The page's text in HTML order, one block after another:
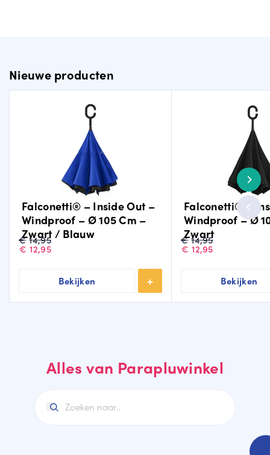
Nieuwe producten
Falconetti® – Inside Out –
Windproof – Ø 105 Cm –
Zwart / Blauw
€ 14,95
Oorspronkelijke
prijs
was:
€ 12,95
Huidige
prijs
Bekijken
Falconetti® –
Windproof – Ø
Zwart
€ 14,95
Oorspronkelijke
prijs
was:
€ 12,95
Huidige
prijs
Bekijken
Alles van Parapluwinkel